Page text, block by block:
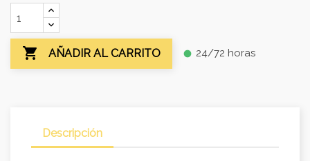
 AÑADIR AL CARRITO fiber_manual_record 24/72 horas
Descripción